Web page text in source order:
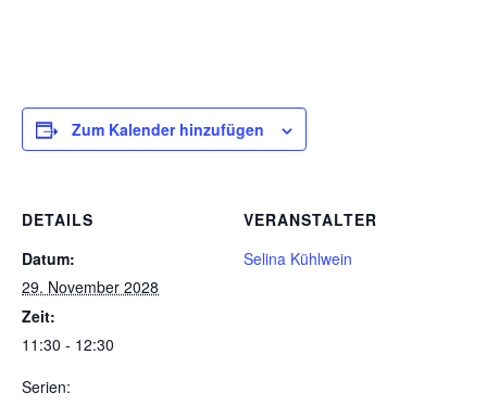
Zum Kalender hinzufügen
DETAILS
Datum:
29. November 2028
Zeit:
11:30 - 12:30
Serien:
VERANSTALTER
Selina Kühlwein